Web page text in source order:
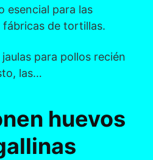
esencial para las
fábricas de tortillas.
para pollos recién
las…
huevos